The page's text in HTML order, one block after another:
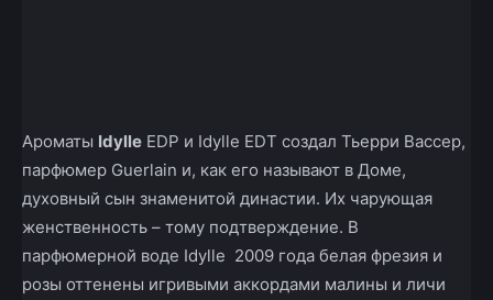
Ароматы Idylle EDP и Idylle EDT создал Тьерри Вассер,
парфюмер Guerlain и, как его называют в Доме,
духовный сын знаменитой династии. Их чарующая
женственность – тому подтверждение. В
парфюмерной воде Idylle 2009 года белая фрезия и
розы оттенены игривыми аккордами малины и личи